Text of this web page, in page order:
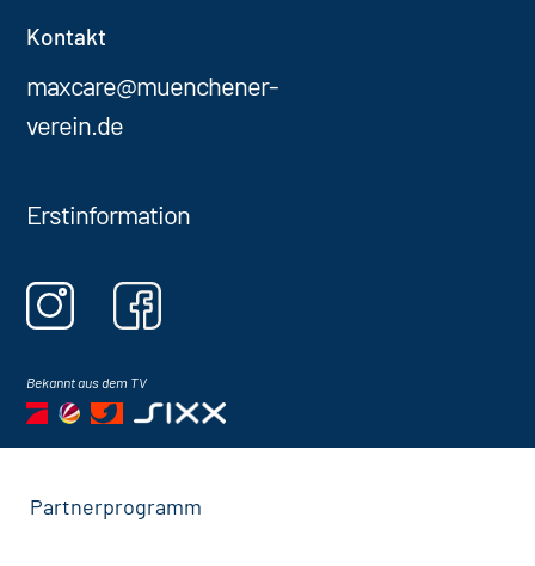
Kontakt
maxcare@muenchener-
verein.de
Erstinformation
Bekannt aus dem TV
Partnerprogramm